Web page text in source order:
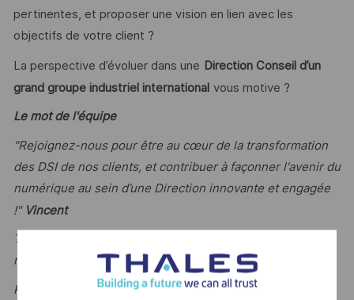
pertinentes, et proposer une vision en lien avec les
objectifs de votre client ?
La perspective d’évoluer dans une Direction Conseil d’un
grand groupe industriel international vous motive ?
Le mot de l'équipe
"Rejoignez-nous pour être au cœur de la transformation
des DSI de nos clients, et contribuer à façonner l'avenir du
numérique au sein d’une Direction innovante et engagée
!" Vincent
Thales reconnait tous les talents, la diversité est notre
meilleur atout.
Postulez et rejoignez-nous ! »